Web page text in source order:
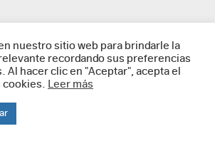
nuestro sitio web para brindarle la
recordando sus preferencias
Al hacer clic en "Aceptar", acepta el
cookies. Leer más